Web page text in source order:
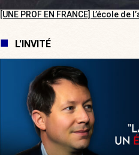
[UNE PROF EN FRANCE] L’école
L'INVITÉ